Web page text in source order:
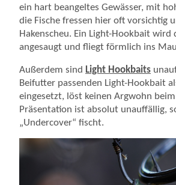
ein hart beangeltes Gewässer, mit
die Fische fressen hier oft vorsichtig
Hakenscheu. Ein Light-Hookbait
angesaugt und fliegt förmlich ins
Außerdem sind Light Hookbaits
Beifutter passenden Light-Hookbait
eingesetzt, löst keinen Argwohn beim
Präsentation ist absolut unauffällig,
„Undercover“ fischt.